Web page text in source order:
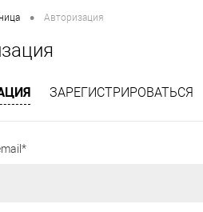
• Авторизация
ЗАРЕГИСТРИРОВАТЬСЯ